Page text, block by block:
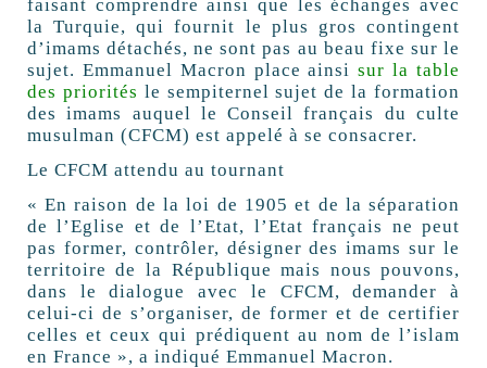
faisant comprendre ainsi que les échanges avec
la Turquie, qui fournit le plus gros contingent
d’imams détachés, ne sont pas au beau fixe sur le
sujet. Emmanuel Macron place ainsisur la table
des priorités le sempiternel sujet de la formation
des imams auquel le Conseil français du culte
musulman (CFCM) est appelé à se consacrer.
Le CFCM attendu au tournant
« En raison de la loi de 1905 et de la séparation
de l’Eglise et de l’Etat, l’Etat français ne peut
pas former, contrôler, désigner des imams sur le
territoire de la République mais nous pouvons,
dans le dialogue avec le CFCM, demander à
celui-ci de s’organiser, de former et de certifier
celles et ceux qui prédiquent au nom de l’islam
en France », a indiqué Emmanuel Macron.